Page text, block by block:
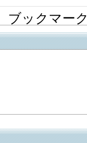
ブックマー